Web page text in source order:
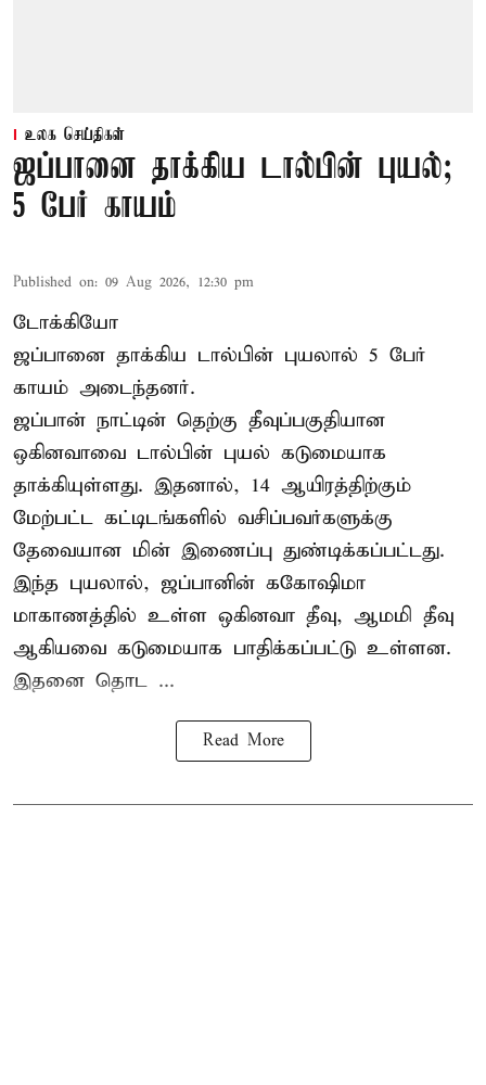
உலக செய்திகள்
ஜப்பானை தாக்கிய டால்பின் புயல்;
5 பேர் காயம்
Published on: 09 Aug 2026, 12:30 pm
டோக்கியோ
ஜப்பானை தாக்கிய டால்பின் புயலால் 5 பேர்
காயம் அடைந்தனர்.
ஜப்பான் நாட்டின் தெற்கு தீவுப்பகுதியான
ஒகினவாவை டால்பின் புயல் கடுமையாக
தாக்கியுள்ளது. இதனால், 14 ஆயிரத்திற்கும்
மேற்பட்ட கட்டிடங்களில் வசிப்பவர்களுக்கு
தேவையான மின் இணைப்பு துண்டிக்கப்பட்டது.
இந்த புயலால், ஜப்பானின் ககோஷிமா
மாகாணத்தில் உள்ள ஒகினவா தீவு, ஆமமி தீவு
ஆகியவை கடுமையாக பாதிக்கப்பட்டு உள்ளன.
இதனை தொட ...
Read More